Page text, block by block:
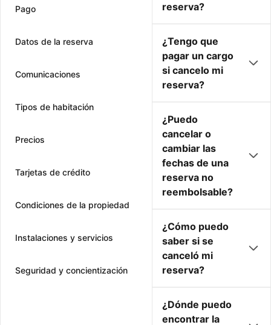
Pago
Datos de la reserva
Comunicaciones
Tipos de habitación
Precios
Tarjetas de crédito
Condiciones de la propiedad
Instalaciones y servicios
Seguridad y concientización
reserva?
¿Tengo que
pagar un cargo
si cancelo mi
reserva?
¿Puedo
cancelar o
cambiar las
fechas de una
reserva no
reembolsable?
¿Cómo puedo
saber si se
canceló mi
reserva?
¿Dónde puedo
encontrar la